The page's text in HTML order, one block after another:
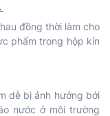
đồng thời làm cho
phẩm trong hộp kín
dễ bị ảnh hưởng bới
nước ở môi trường